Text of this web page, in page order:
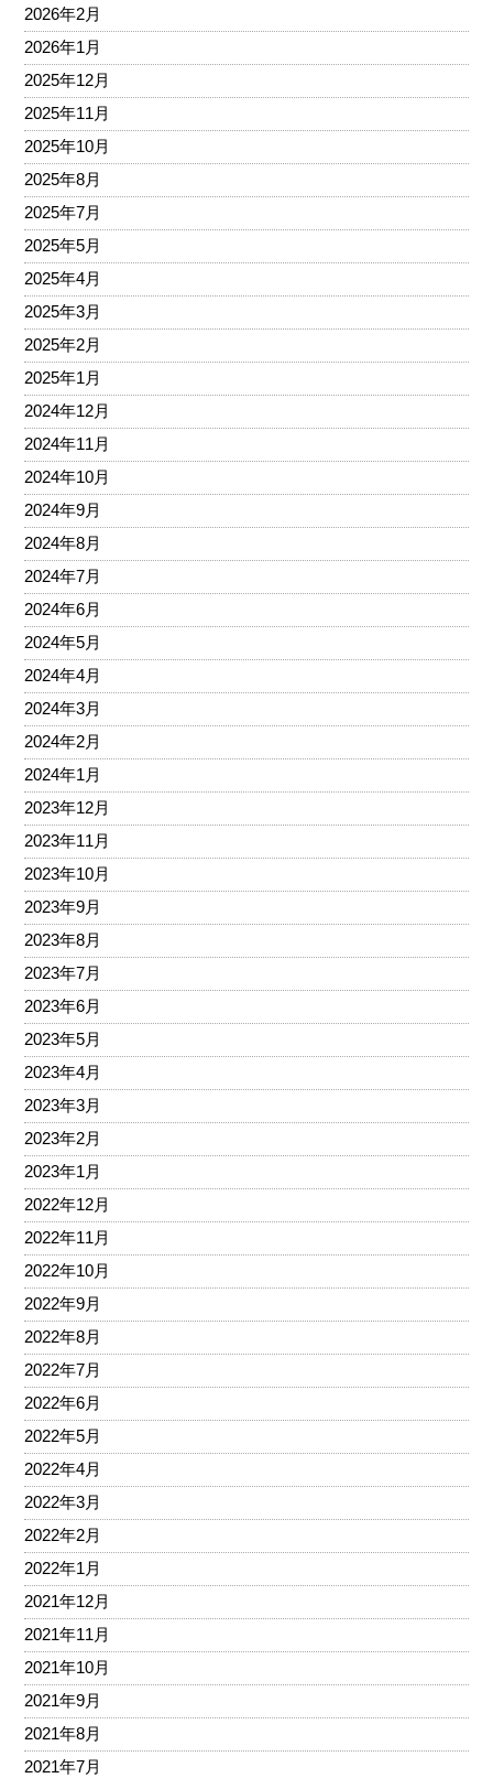
2026年2月
2026年1月
2025年12月
2025年11月
2025年10月
2025年8月
2025年7月
2025年5月
2025年4月
2025年3月
2025年2月
2025年1月
2024年12月
2024年11月
2024年10月
2024年9月
2024年8月
2024年7月
2024年6月
2024年5月
2024年4月
2024年3月
2024年2月
2024年1月
2023年12月
2023年11月
2023年10月
2023年9月
2023年8月
2023年7月
2023年6月
2023年5月
2023年4月
2023年3月
2023年2月
2023年1月
2022年12月
2022年11月
2022年10月
2022年9月
2022年8月
2022年7月
2022年6月
2022年5月
2022年4月
2022年3月
2022年2月
2022年1月
2021年12月
2021年11月
2021年10月
2021年9月
2021年8月
2021年7月